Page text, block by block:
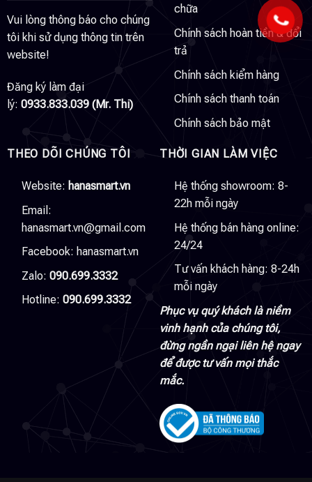
Vui lòng thông báo cho chúng
tôi khi sử dụng thông tin trên
website!
Đăng ký làm đại
lý: 0933.833.039 (Mr. Thi)
chữa
Chính sách hoàn tiền & đổi
trả
Chính sách kiểm hàng
Chính sách thanh toán
Chính sách bảo mật
THEO DÕI CHÚNG TÔI
Website: hanasmart.vn
Email:
hanasmart.vn@gmail.com
Facebook: hanasmart.vn
Zalo: 090.699.3332
Hotline: 090.699.3332
THỜI GIAN LÀM VIỆC
Hệ thống showroom: 8-
22h mỗi ngày
Hệ thống bán hàng online:
24/24
Tư vấn khách hàng: 8-24h
mỗi ngày
Phục vụ quý khách là niềm
vinh hạnh của chúng tôi,
đừng ngần ngại liên hệ ngay
để được tư vấn mọi thắc
mắc.